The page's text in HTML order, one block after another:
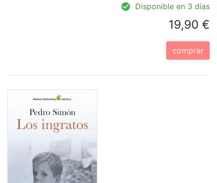
Disponible en 3 días
19,90 €
comprar